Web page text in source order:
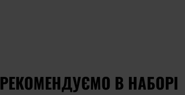
РЕКОМЕНДУЄМО В НАБОРІ